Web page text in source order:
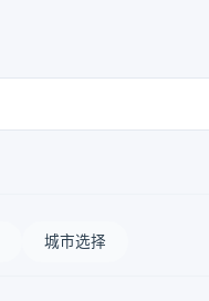
城市选择